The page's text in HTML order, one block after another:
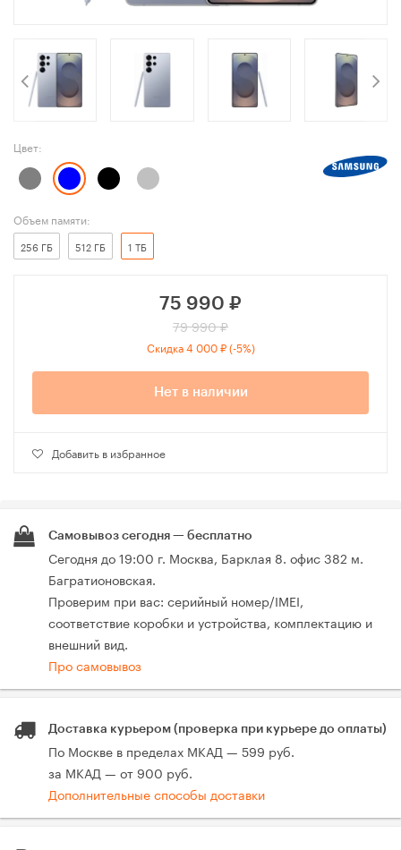
Цвет:
Объем памяти:
256 ГБ 512 ГБ 1 ТБ
75 990 ₽
79 990 ₽
Скидка 4 000 ₽ (-5%)
Нет в наличии
Добавить в избранное
Самовывоз сегодня — бесплатно
Сегодня до 19:00 г. Москва, Барклая 8. офис 382 м.
Багратионовская.
Проверим при вас: серийный номер/IMEI,
соответствие коробки и устройства, комплектацию и
внешний вид.
Про самовывоз
Доставка курьером (проверка при курьере до оплаты)
По Москве в пределах МКАД — 599 руб.
за МКАД — от 900 руб.
Дополнительные способы доставки